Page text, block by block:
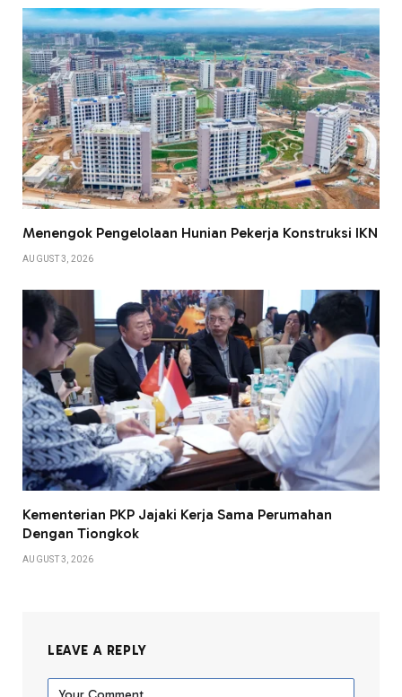
Menengok Pengelolaan Hunian Pekerja Konstruksi IKN
AUGUST 3, 2026
Kementerian PKP Jajaki Kerja Sama Perumahan
Dengan Tiongkok
AUGUST 3, 2026
LEAVE A REPLY